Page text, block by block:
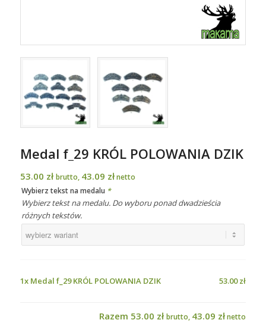
Medal f_29 KRÓL POLOWANIA DZIK
53.00 zł brutto, 43.09 złnetto
Wybierz tekst na medalu *
Wybierz tekst na medalu. Do wyboru ponad dwadzieścia
różnych tekstów.
1x Medal f_29 KRÓL POLOWANIA DZIK 53.00 zł
Razem 53.00 zł brutto, 43.09 złnetto